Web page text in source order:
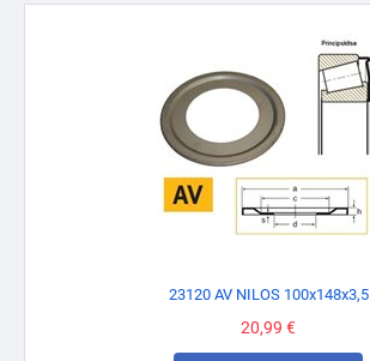
23120 AV NILOS 100x148x3,5
Prezzo
20,99 €